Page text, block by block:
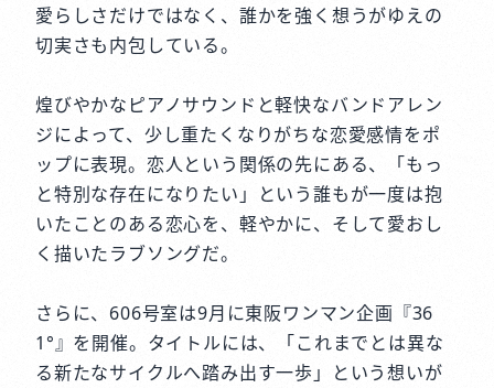
愛らしさだけではなく、誰かを強く想うがゆえの
切実さも内包している。
煌びやかなピアノサウンドと軽快なバンドアレン
ジによって、少し重たくなりがちな恋愛感情をポ
ップに表現。恋人という関係の先にある、「もっ
と特別な存在になりたい」という誰もが一度は抱
いたことのある恋心を、軽やかに、そして愛おし
く描いたラブソングだ。
さらに、606号室は9月に東阪ワンマン企画『36
1°』を開催。タイトルには、「これまでとは異な
る新たなサイクルへ踏み出す一歩」という想いが